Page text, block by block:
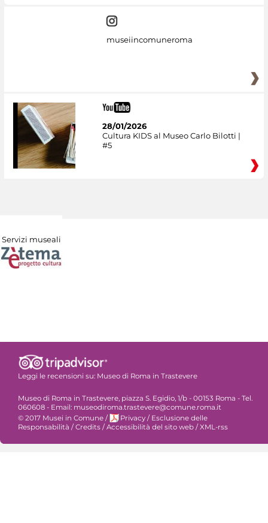
museiincomuneroma
28/01/2026
Cultura KIDS al Museo Carlo Bilotti |
#5
Servizi museali
Leggi le recensioni su: Museo di Roma in Trastevere
Museo di Roma in Trastevere, piazza S. Egidio, 1/b - 00153 Roma - Tel.
060608 - Email: museodiroma.trastevere@comune.roma.it
© 2017 Musei in Comune / Privacy / Esclusione delle
Responsabilità /Credits /Accessibilità del sito web /XML-rss